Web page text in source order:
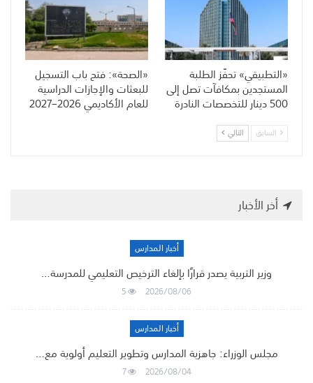
«التطبيقي» تحفّز الطلبة
المستجدين بمكافآت تصل إلى
500 دينار للتخصصات النادرة
«الصحة»: فتح باب التسجيل
للبعثات والإجازات الدراسية
للعام الأكاديمي 2026–2027
السابق التالي
أخر الأخبار
أخبار المدارس
وزير التربية يصدر قرارًا بإلغاء الترخيص التعليمي للمدرسة…
2026/08/06
5
أخبار المدارس
مجلس الوزراء: جاهزية المدارس وتطوير التعليم أولوية مع…
2026/08/04
7